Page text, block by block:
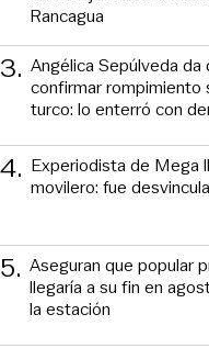
Rancagua
3. Angélica Sepúlveda da
confirmar rompimiento
turco: lo enterró con
4. Experiodista de Mega
movilero: fue
5. Aseguran que popular
llegaría a su fin en
la estación